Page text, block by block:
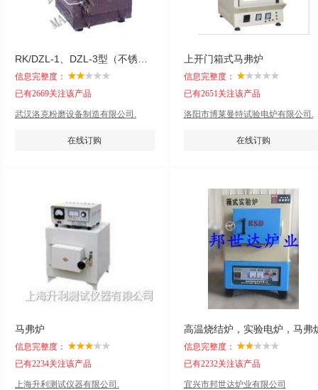
信息完整度：
已有2669关注该产品
武汉洛克粉磨设备制造有限公司.
在线订购
上开门箱式马弗炉
信息完整度：
已有2651关注该产品
洛阳市博莱曼特试验电炉有限公司.
在线订购
马弗炉
信息完整度：
已有2234关注该产品
上海升利测试仪器有限公司.
高温烧结炉，实验电炉，马弗
信息完整度：
已有2232关注该产品
宜兴市邦世达炉业有限公司